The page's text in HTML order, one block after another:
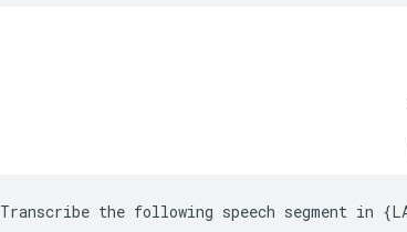
Transcribe the following speech segment in